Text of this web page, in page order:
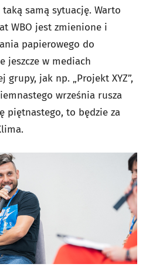
samą sytuację. Warto
WBO jest zmienione i
papierowego do
jeszcze w mediach
grupy, jak np. „Projekt XYZ”,
września rusza
piętnastego, to będzie za